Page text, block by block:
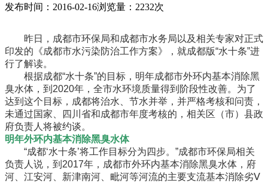
发布时间：2016-02-16浏览量：2232次
昨日，成都市环保局和成都市水务局以及相关专家对正式
印发的《成都市水污染防治工作方案》，就成都版“水十条”进
行了解读。
根据成都“水十条”的目标，明年成都市外环内基本消除黑
臭水体，到2020年，全市水环境质量得到阶段性改善。为了
达到这个目标，成都将治水、节水并举，并严格考核和问责，
未通过国家、四川省和成都市年度考核的，相关区（市）县政
府负责人将被约谈。
明年外环内基本消除黑臭水体
“成都‘水十条’将工作目标分为四步。”成都市环保局相关
负责人说，到2017年，成都市外环内基本消除黑臭水体，府
河、江安河、新津南河、毗河等河流的主要支流基本消除劣Ⅴ